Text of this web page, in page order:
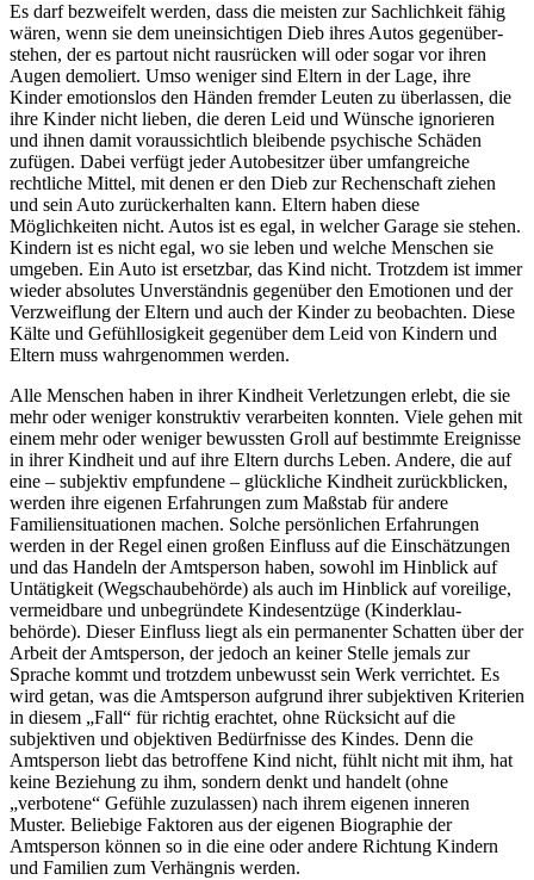
Es darf bezweifelt werden, dass die meisten zur Sachlichkeit fähig
wären, wenn sie dem uneinsichtigen Dieb ihres Autos gegen­über­
stehen, der es partout nicht rausrücken will oder sogar vor ihren
Augen demoliert. Umso weniger sind Eltern in der Lage, ihre
Kinder emotionslos den Händen fremder Leuten zu überlassen, die
ihre Kinder nicht lieben, die deren Leid und Wünsche ignorieren
und ihnen damit vor­aus­sichtlich bleibende psychische Schäden
zufügen. Dabei verfügt jeder Autobesitzer über umfangreiche
rechtliche Mittel, mit denen er den Dieb zur Rechenschaft ziehen
und sein Auto zurückerhalten kann. Eltern haben diese
Möglichkeiten nicht. Autos ist es egal, in welcher Garage sie stehen.
Kindern ist es nicht egal, wo sie leben und welche Menschen sie
umgeben. Ein Auto ist ersetzbar, das Kind nicht. Trotzdem ist immer
wieder absolutes Unverständnis gegenüber den Emotionen und der
Verzweiflung der Eltern und auch der Kinder zu beobachten. Diese
Kälte und Gefühllosigkeit gegenüber dem Leid von Kindern und
Eltern muss wahrgenommen werden.
Alle Menschen haben in ihrer Kindheit Verletzungen erlebt, die sie
mehr oder weniger konstruktiv verarbeiten konnten. Viele gehen mit
einem mehr oder weniger bewussten Groll auf bestimmte Ereignisse
in ihrer Kindheit und auf ihre Eltern durchs Leben. Andere, die auf
eine – subjektiv empfundene – glückliche Kindheit zurückblicken,
werden ihre eigenen Erfahrungen zum Maßstab für andere
Familiensituationen machen. Solche persönlichen Erfahrungen
werden in der Regel einen großen Einfluss auf die Einschätzungen
und das Handeln der Amtsperson haben, sowohl im Hinblick auf
Untätigkeit (Wegschau­behörde) als auch im Hinblick auf voreilige,
vermeidbare und unbegründete Kindes­entzüge (Kinder­klau­
behörde). Dieser Einfluss liegt als ein permanenter Schatten über der
Arbeit der Amtsperson, der jedoch an keiner Stelle jemals zur
Sprache kommt und trotzdem unbewusst sein Werk verrichtet. Es
wird getan, was die Amtsperson aufgrund ihrer subjektiven Kriterien
in diesem „Fall“ für richtig erachtet, ohne Rücksicht auf die
subjektiven und objektiven Bedürfnisse des Kindes. Denn die
Amtsperson liebt das betroffene Kind nicht, fühlt nicht mit ihm, hat
keine Beziehung zu ihm, sondern denkt und handelt (ohne
„verbotene“ Gefühle zuzulassen) nach ihrem eigenen inneren
Muster. Beliebige Faktoren aus der eigenen Biographie der
Amtsperson können so in die eine oder andere Richtung Kindern
und Familien zum Verhängnis werden.